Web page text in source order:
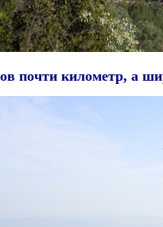
почти километр, а